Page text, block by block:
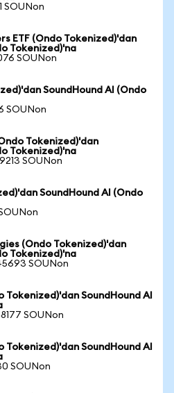
SOUNon
ETF (Ondo Tokenized)'dan
Tokenized)'na
SOUNon
SoundHound AI (Ondo
SOUNon
Tokenized)'dan
Tokenized)'na
SOUNon
SoundHound AI (Ondo
(Ondo Tokenized)'dan
Tokenized)'na
SOUNon
Tokenized)'dan SoundHound AI
SOUNon
Tokenized)'dan SoundHound AI
SOUNon